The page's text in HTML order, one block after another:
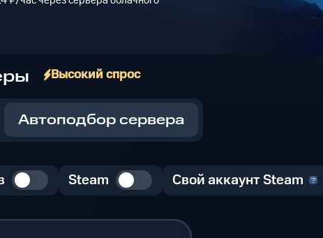
Высокий спрос
Автоподбор сервера
Steam Свой аккаунт Steam